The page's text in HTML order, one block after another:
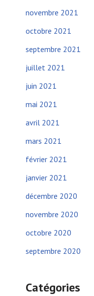
novembre 2021
octobre 2021
septembre 2021
juillet 2021
juin 2021
mai 2021
avril 2021
mars 2021
février 2021
janvier 2021
décembre 2020
novembre 2020
octobre 2020
septembre 2020
Catégories